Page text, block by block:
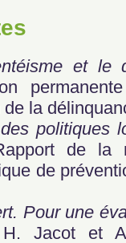
et le
la
politiques
de la
de
Pour une
H. Jacot et